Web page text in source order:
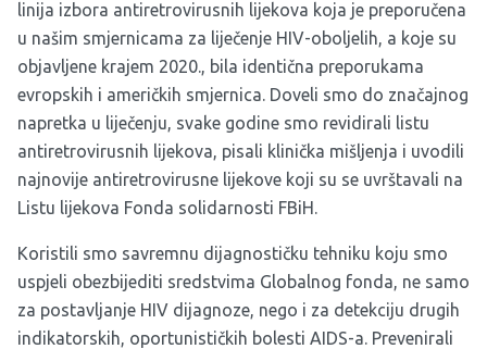
linija izbora antiretrovirusnih lijekova koja je preporučena
u našim smjernicama za liječenje HIV-oboljelih, a koje su
objavljene krajem 2020., bila identična preporukama
evropskih i američkih smjernica. Doveli smo do značajnog
napretka u liječenju, svake godine smo revidirali listu
antiretrovirusnih lijekova, pisali klinička mišljenja i uvodili
najnovije antiretrovirusne lijekove koji su se uvrštavali na
Listu lijekova Fonda solidarnosti FBiH.
Koristili smo savremnu dijagnostičku tehniku koju smo
uspjeli obezbijediti sredstvima Globalnog fonda, ne samo
za postavljanje HIV dijagnoze, nego i za detekciju drugih
indikatorskih, oportunističkih bolesti AIDS-a. Prevenirali